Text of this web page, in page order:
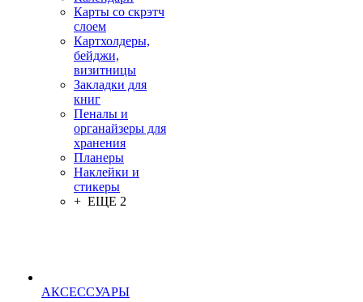
Карты со скрэтч
слоем
Картхолдеры,
бейджи,
визитницы
Закладки для
книг
Пеналы и
органайзеры для
хранения
Планеры
Наклейки и
стикеры
+ ЕЩЕ 2
АКСЕССУАРЫ